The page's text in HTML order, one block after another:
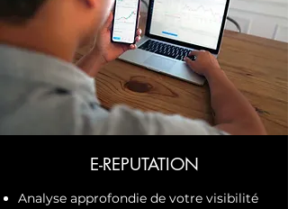
E-REPUTATION
Analyse approfondie de votre visibilité